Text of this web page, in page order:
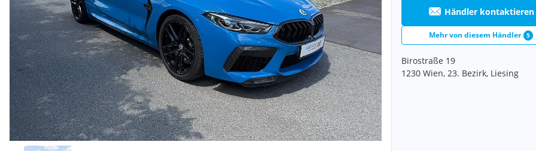
Händler kontaktieren
Mehr von diesem Händler 5
Birostraße 19
1230 Wien, 23. Bezirk, Liesing